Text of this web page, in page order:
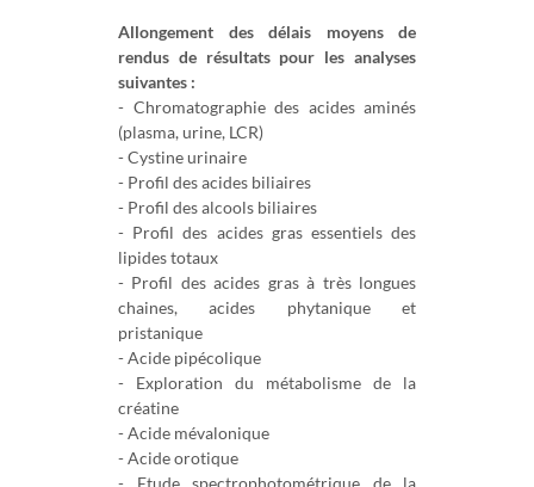
Allongement des délais moyens de
rendus de résultats pour les analyses
suivantes :
- Chromatographie des acides aminés
(plasma, urine, LCR)
- Cystine urinaire
- Profil des acides biliaires
- Profil des alcools biliaires
- Profil des acides gras essentiels des
lipides totaux
- Profil des acides gras à très longues
chaines, acides phytanique et
pristanique
- Acide pipécolique
- Exploration du métabolisme de la
créatine
- Acide mévalonique
- Acide orotique
- Etude spectrophotométrique de la